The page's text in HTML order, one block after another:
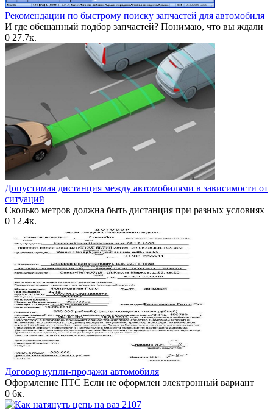
Рекомендации по быстрому поиску запчастей для автомобиля
И где обещанный подбор запчастей? Понимаю, что вы ждали
0 27.7к.
Допустимая дистанция между автомобилями в зависимости от
ситуаций
Сколько метров должна быть дистанция при разных условиях
0 12.4к.
Договор купли-продажи автомобиля
Оформление ПТС Если не оформлен электронный вариант
0 6к.